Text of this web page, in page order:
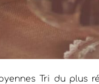
Tri du plus